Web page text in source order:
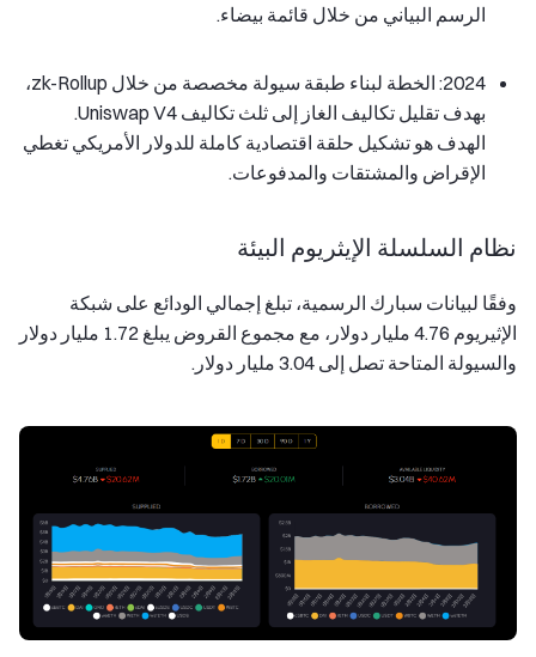
الرسم البياني من خلال قائمة بيضاء.
2024: الخطة لبناء طبقة سيولة مخصصة من خلال zk-Rollup،
بهدف تقليل تكاليف الغاز إلى ثلث تكاليف Uniswap V4.
الهدف هو تشكيل حلقة اقتصادية كاملة للدولار الأمريكي تغطي
الإقراض والمشتقات والمدفوعات.
نظام السلسلة الإيثريوم البيئة
وفقًا لبيانات سبارك الرسمية، تبلغ إجمالي الودائع على شبكة
الإثيريوم 4.76 مليار دولار، مع مجموع القروض يبلغ 1.72 مليار دولار
والسيولة المتاحة تصل إلى 3.04 مليار دولار.